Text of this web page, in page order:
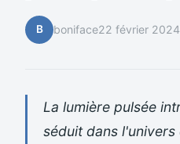
B boniface22 février 2024
La lumière pulsée
séduit dans